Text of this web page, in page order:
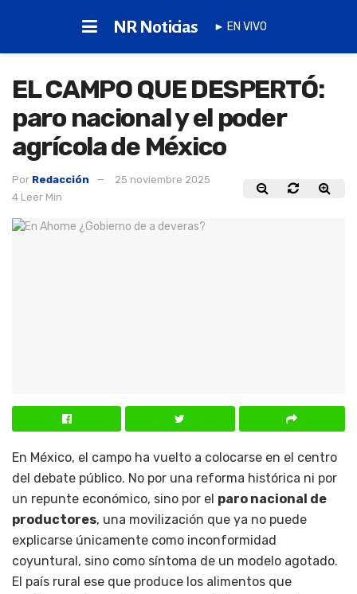
NR Noticias ► EN VIVO
EL CAMPO QUE DESPERTÓ:
paro nacional y el poder
agrícola de México
Por Redacción
25 noviembre 2025
4 Leer Min
En México, el campo ha vuelto a colocarse en el centro
del debate público. No por una reforma histórica ni por
un repunte económico, sino por el paro nacional de
productores, una movilización que ya no puede
explicarse únicamente como inconformidad
coyuntural, sino como síntoma de un modelo agotado.
El país rural ese que produce los alimentos que